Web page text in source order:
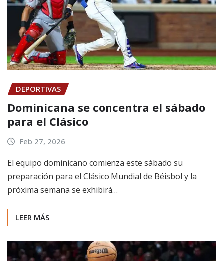
DEPORTIVAS
Dominicana se concentra el sábado
para el Clásico
Feb 27, 2026
El equipo dominicano comienza este sábado su
preparación para el Clásico Mundial de Béisbol y la
próxima semana se exhibirá…
LEER MÁS